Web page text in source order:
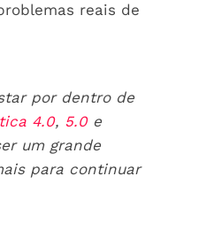
reais de
por dentro de
4.0, 5.0e
um grande
para continuar